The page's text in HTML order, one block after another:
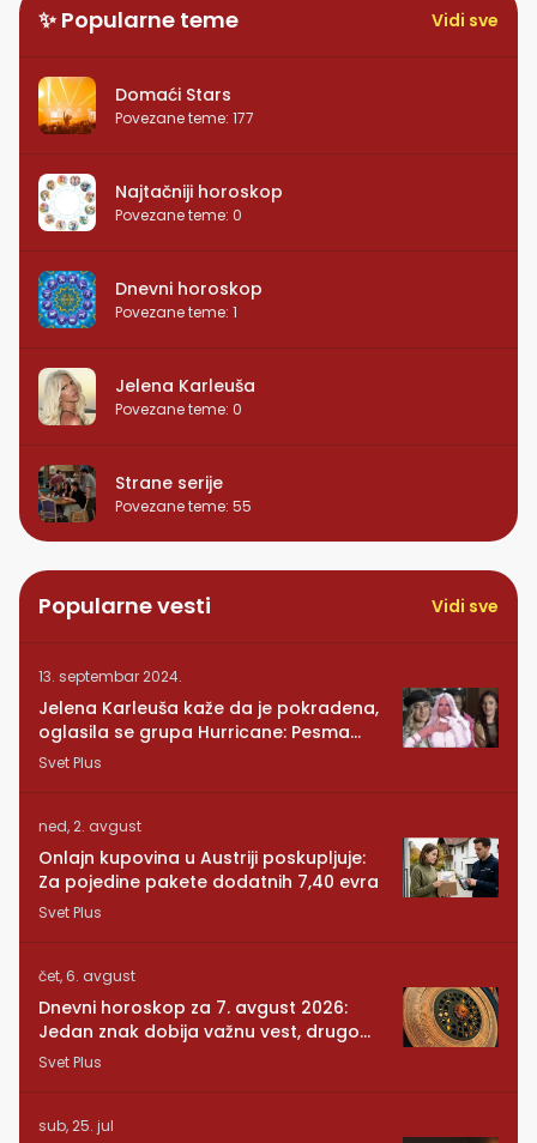
✨ Popularne teme Vidi sve
Domaći Stars
Povezane teme: 177
Najtačniji horoskop
Povezane teme: 0
Dnevni horoskop
Povezane teme: 1
Jelena Karleuša
Povezane teme: 0
Strane serije
Povezane teme: 55
Popularne vesti Vidi sve
13. septembar 2024.
Jelena Karleuša kaže da je pokradena,
oglasila se grupa Hurricane: Pesma
RUNDE je naša!
Svet Plus
ned, 2. avgust
Onlajn kupovina u Austriji poskupljuje:
Za pojedine pakete dodatnih 7,40 evra
Svet Plus
čet, 6. avgust
Dnevni horoskop za 7. avgust 2026:
Jedan znak dobija važnu vest, drugom
se vraća osoba iz prošlosti
Svet Plus
sub, 25. jul